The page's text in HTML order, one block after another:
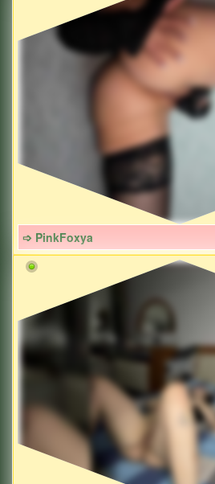
➩ PinkFoxya